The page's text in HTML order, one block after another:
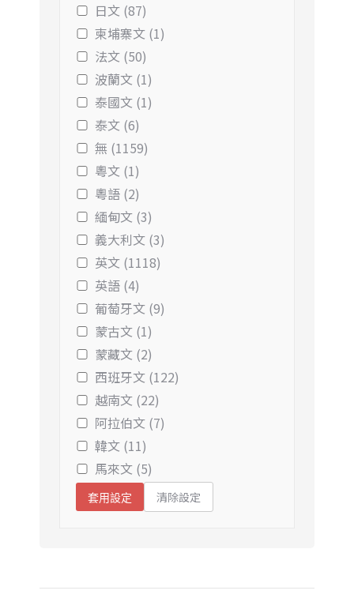
日文 (87)
柬埔寨文 (1)
法文 (50)
波蘭文 (1)
泰國文 (1)
泰文 (6)
無 (1159)
粵文 (1)
粵語 (2)
緬甸文 (3)
義大利文 (3)
英文 (1118)
英語 (4)
葡萄牙文 (9)
蒙古文 (1)
蒙藏文 (2)
西班牙文 (122)
越南文 (22)
阿拉伯文 (7)
韓文 (11)
馬來文 (5)
套用設定 清除設定